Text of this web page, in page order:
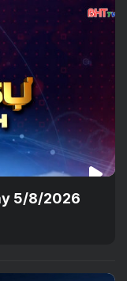
5/8/2026